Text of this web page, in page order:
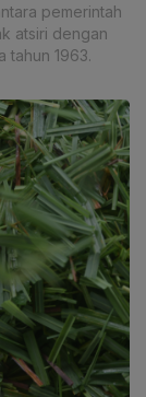
pemerintah
atsiri dengan
tahun 1963.